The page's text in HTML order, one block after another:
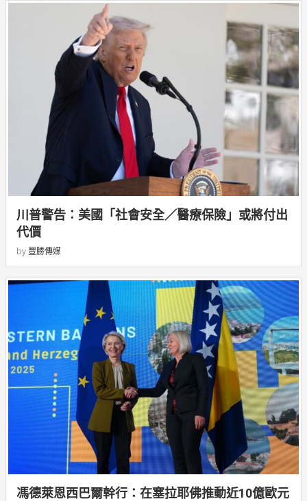
川普警告：美國「社會安全／醫療保險」或將付出
代價
by 豐勝傳媒
馮德萊恩西巴爾幹行：在塞拉耶佛推動近10億歐元